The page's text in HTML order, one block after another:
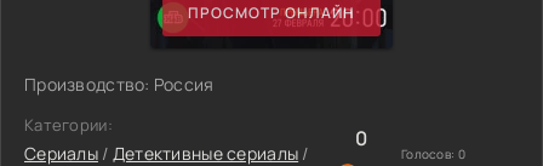
ПРОСМОТР ОНЛАЙН
Производство: Россия
Категории:
Сериалы/ Детективные сериалы /
0
Голосов: 0